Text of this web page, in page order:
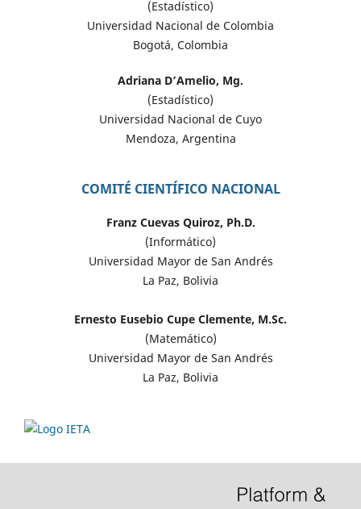
(Estadístico)
Universidad Nacional de Colombia
Bogotá, Colombia
Adriana D’Amelio, Mg.
(Estadístico)
Universidad Nacional de Cuyo
Mendoza, Argentina
COMITÉ CIENTÍFICO NACIONAL
Franz Cuevas Quiroz, Ph.D.
(Informático)
Universidad Mayor de San Andrés
La Paz, Bolivia
Ernesto Eusebio Cupe Clemente, M.Sc.
(Matemático)
Universidad Mayor de San Andrés
La Paz, Bolivia